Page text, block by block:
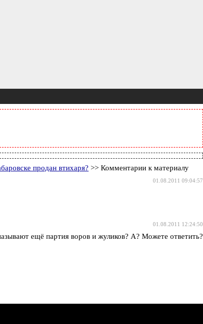
продан втихаря? >> Комментарии к материалу
01.08.2011 09:04:57
01.08.2011 12:24:50
ещё партия воров и жуликов? А? Можете ответить?